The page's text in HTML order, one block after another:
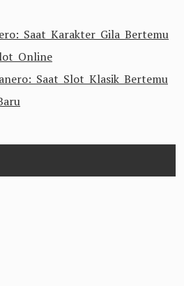
Saat Karakter Gila Bertemu
Online
Saat Slot Klasik Bertemu